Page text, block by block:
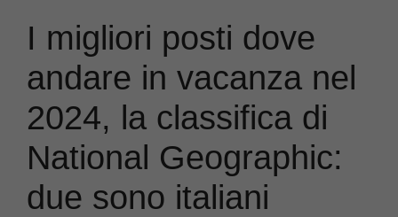
I migliori posti dove
andare in vacanza nel
2024, la classifica di
National Geographic:
due sono italiani